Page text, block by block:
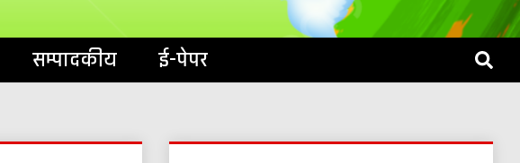
LIVE
सम्पादकीय ई-पेपर